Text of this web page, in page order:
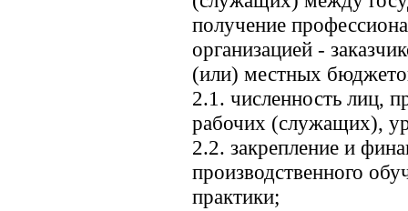
получение
организацией -
(или) местных
2.1. численность лиц,
рабочих (служащих),
2.2. закрепление и
производственного
практики;